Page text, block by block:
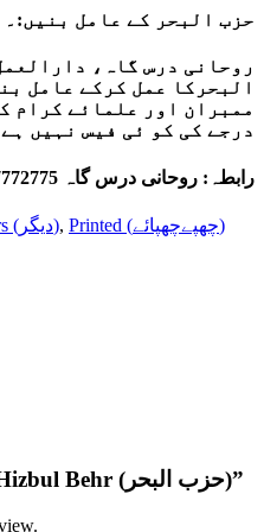
حزب البحر کے عامل بنیں:۔
روحانی درس گاہ،
البحرکا عمل کرکے عامل
ممبران اور علمائے کرام
درجے کی کو ئی فیس نہیں
رابطہ: روحانی درس گاہ 7772775-309-۔0092 ,7772775-333-0092
Others (دیگر), Printed (چھپےچھپائے)
Be the first to review “04. Hizbul Behr (حزب البحر)”